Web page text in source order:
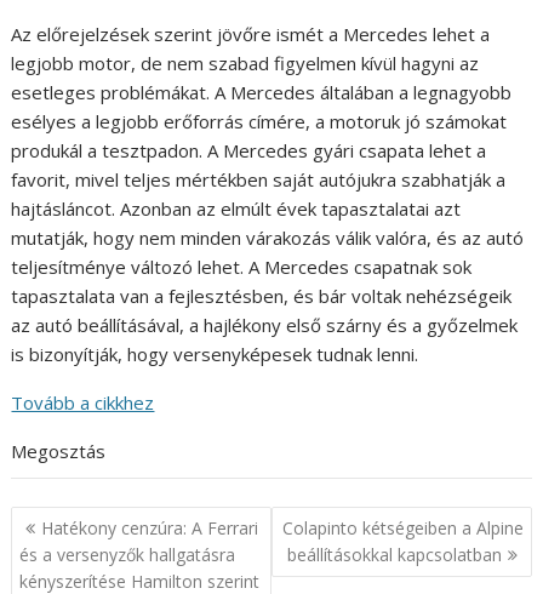
Az előrejelzések szerint jövőre ismét a Mercedes lehet a
legjobb motor, de nem szabad figyelmen kívül hagyni az
esetleges problémákat. A Mercedes általában a legnagyobb
esélyes a legjobb erőforrás címére, a motoruk jó számokat
produkál a tesztpadon. A Mercedes gyári csapata lehet a
favorit, mivel teljes mértékben saját autójukra szabhatják a
hajtásláncot. Azonban az elmúlt évek tapasztalatai azt
mutatják, hogy nem minden várakozás válik valóra, és az autó
teljesítménye változó lehet. A Mercedes csapatnak sok
tapasztalata van a fejlesztésben, és bár voltak nehézségeik
az autó beállításával, a hajlékony első szárny és a győzelmek
is bizonyítják, hogy versenyképesek tudnak lenni.
Tovább a cikkhez
Megosztás
Bejegyzés
navigáció
Hatékony cenzúra: A Ferrari
és a versenyzők hallgatásra
kényszerítése Hamilton szerint
Colapinto kétségeiben a Alpine
beállításokkal kapcsolatban